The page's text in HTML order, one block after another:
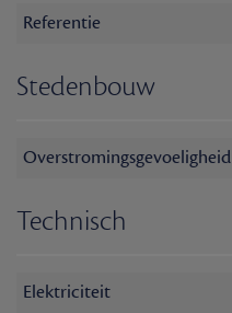
Referentie
Stedenbouw
Overstromingsgevoeligheid
Technisch
Elektriciteit